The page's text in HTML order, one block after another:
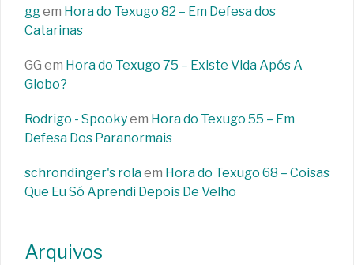
ggem Hora do Texugo 82 – Em Defesa dos
Catarinas
GG em Hora do Texugo 75 – Existe Vida Após A
Globo?
Rodrigo - Spookyem Hora do Texugo 55 – Em
Defesa Dos Paranormais
schrondinger's rolaem Hora do Texugo 68 – Coisas
Que Eu Só Aprendi Depois De Velho
Arquivos